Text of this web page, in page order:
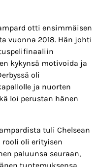
otti ensimmäisen
vuonna 2018. Hän johti
kykynsä motivoida ja
oli
ja nuorten
loi perustan hänen
tuli Chelsean
rooli oli erityisen
paluunsa seuraan,